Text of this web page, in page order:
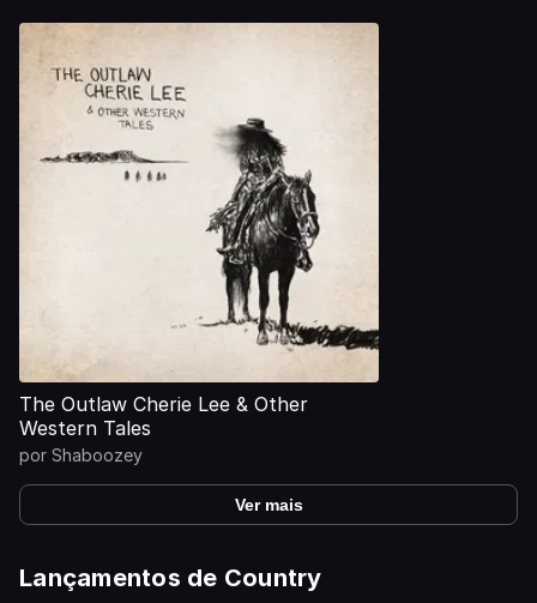
The Outlaw Cherie Lee & Other
Western Tales
por Shaboozey
Ver mais
Lançamentos de Country